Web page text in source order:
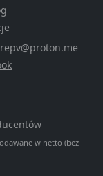
w netto (bez